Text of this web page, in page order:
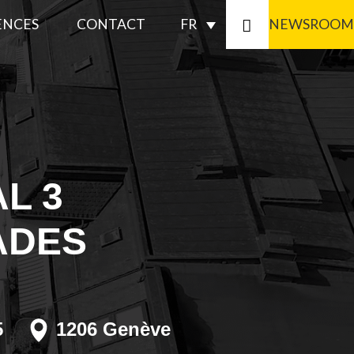
CONTACT FR NEWSROOM
3
1206 Genève